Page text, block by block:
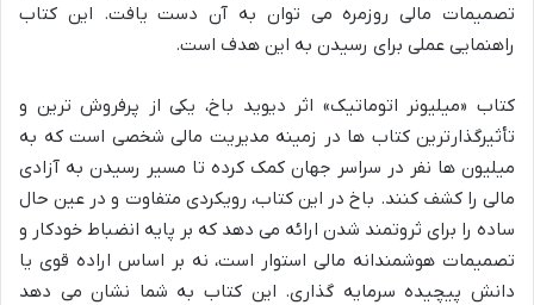
تصمیمات مالی روزمره می توان به آن دست یافت. این کتاب
راهنمایی عملی برای رسیدن به این هدف است.
کتاب «میلیونر اتوماتیک» اثر دیوید باخ، یکی از پرفروش ترین و
تأثیرگذارترین کتاب ها در زمینه مدیریت مالی شخصی است که به
میلیون ها نفر در سراسر جهان کمک کرده تا مسیر رسیدن به آزادی
مالی را کشف کنند. باخ در این کتاب، رویکردی متفاوت و در عین حال
ساده را برای ثروتمند شدن ارائه می دهد که بر پایه انضباط خودکار و
تصمیمات هوشمندانه مالی استوار است، نه بر اساس اراده قوی یا
دانش پیچیده سرمایه گذاری. این کتاب به شما نشان می دهد